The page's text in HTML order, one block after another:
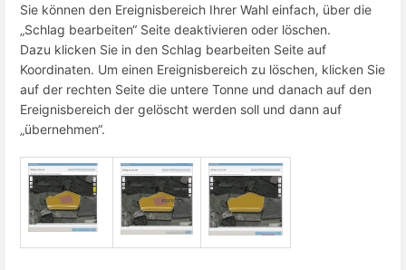
Sie können den Ereignisbereich Ihrer Wahl einfach, über die
„Schlag bearbeiten“ Seite deaktivieren oder löschen.
Dazu klicken Sie in den Schlag bearbeiten Seite auf
Koordinaten. Um einen Ereignisbereich zu löschen, klicken Sie
auf der rechten Seite die untere Tonne und danach auf den
Ereignisbereich der gelöscht werden soll und dann auf
„übernehmen“.